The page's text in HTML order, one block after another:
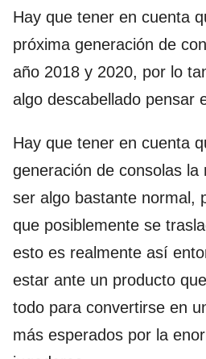
Hay que tener en cuenta
próxima generación de
año 2018 y 2020, por lo
algo descabellado pensar
Hay que tener en cuenta
generación de consolas la
ser algo bastante normal,
que posiblemente se
esto es realmente así
estar ante un producto
todo para convertirse en
más esperados por la